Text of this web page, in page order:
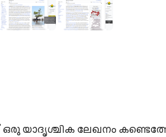
ഒരു യാദൃശ്ചിക ലേഖനം